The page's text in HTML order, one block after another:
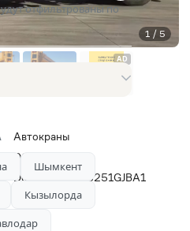
Автокраны
DONGFENG
Dongfeng DFZ5251GJBA1
Дизель
2024
1 / 5
AD
отфильтрованы по
Шымкент
Кызылорда